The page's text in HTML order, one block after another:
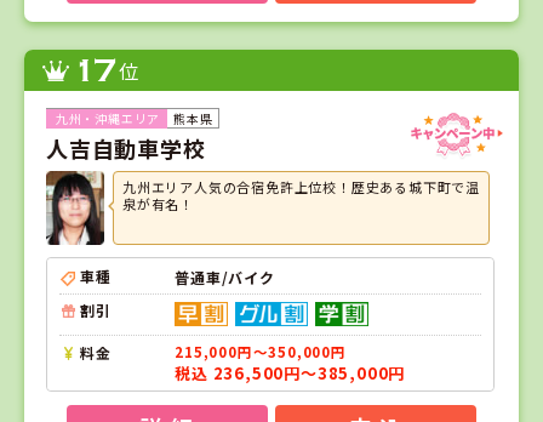
17位
熊本県
人吉自動車学校
九州エリア人気の合宿免許上位校！歴史ある城下町で温
泉が有名！
車種
普通車/バイク
割引
料金 215,000円～350,000円
税込 236,500円～385,000円